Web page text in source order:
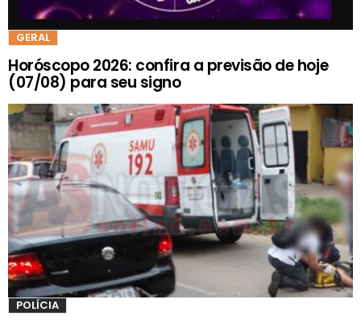
GERAL
Horóscopo 2026: confira a previsão de hoje
(07/08) para seu signo
POLÍCIA